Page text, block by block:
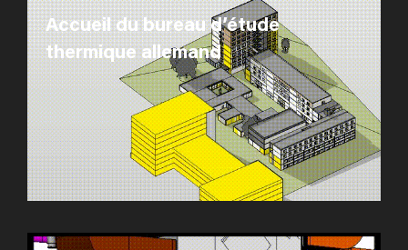
Accueil du bureau d’étude
thermique allemand